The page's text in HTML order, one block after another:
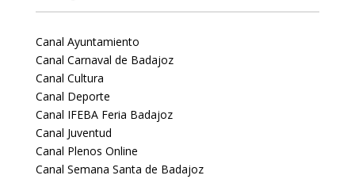
Canal Ayuntamiento
Canal Carnaval de Badajoz
Canal Cultura
Canal Deporte
Canal IFEBA Feria Badajoz
Canal Juventud
Canal Plenos Online
Canal Semana Santa de Badajoz